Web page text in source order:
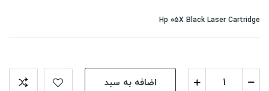
Hp 05X Black Laser Cartridge
اضافه به سبد